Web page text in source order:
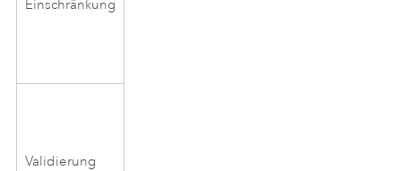
Einschränkung
Validierung